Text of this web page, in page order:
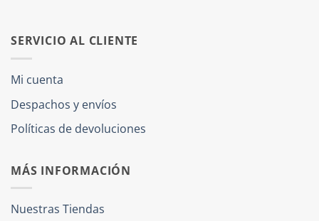
SERVICIO AL CLIENTE
Mi cuenta
Despachos y envíos
Políticas de devoluciones
MÁS INFORMACIÓN
Nuestras Tiendas